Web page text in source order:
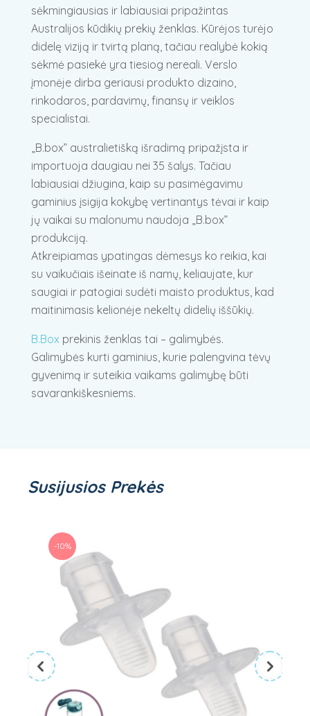
sėkmingiausias ir labiausiai pripažintas
Australijos kūdikių prekių ženklas. Kūrėjos turėjo
didelę viziją ir tvirtą planą, tačiau realybė kokią
sėkmė pasiekė yra tiesiog nereali. Verslo
įmonėje dirba geriausi produkto dizaino,
rinkodaros, pardavimų, finansų ir veiklos
specialistai.
„B.box” australietišką išradimą pripažįsta ir
importuoja daugiau nei 35 šalys. Tačiau
labiausiai džiugina, kaip su pasimėgavimu
gaminius įsigija kokybę vertinantys tėvai ir kaip
jų vaikai su malonumu naudoja „B.box”
produkciją.
Atkreipiamas ypatingas dėmesys ko reikia, kai
su vaikučiais išeinate iš namų, keliaujate, kur
saugiai ir patogiai sudėti maisto produktus, kad
maitinimasis kelionėje nekeltų didelių iššūkių.
B.Box prekinis ženklas tai – galimybės.
Galimybės kurti gaminius, kurie palengvina tėvų
gyvenimą ir suteikia vaikams galimybę būti
savarankiškesniems.
Susijusios Prekės
-10%